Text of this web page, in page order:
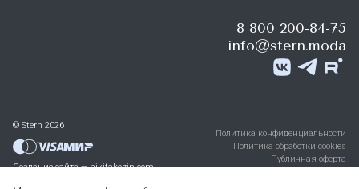
8 800 200-84-75
info@stern.moda
© Stern 2026
Создание сайта — nikitakozin.com
Политика конфиденциальности
Политика обработки cookies
Публичная оферта